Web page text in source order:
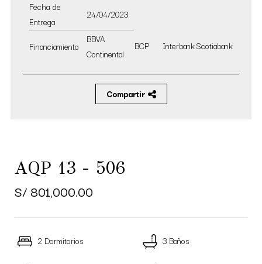
Fecha de
Entrega
24/04/2023
Financiamiento
BBVA
Continental
BCP InterbankScotiabank
Compartir
AQP 13 - 506
S/ 801,000.00
2 Dormitorios 3 Baños